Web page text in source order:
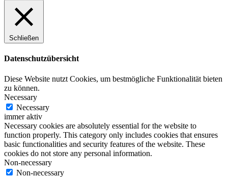
Schließen
Datenschutzübersicht
Diese Website nutzt Cookies, um bestmögliche Funktionalität bieten
zu können.
Necessary
Necessary
immer aktiv
Necessary cookies are absolutely essential for the website to
function properly. This category only includes cookies that ensures
basic functionalities and security features of the website. These
cookies do not store any personal information.
Non-necessary
Non-necessary